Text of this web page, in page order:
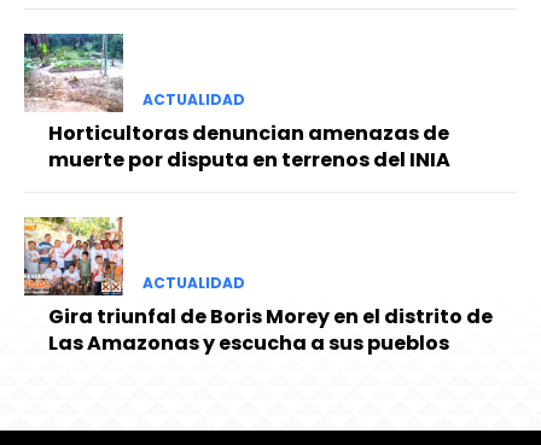
ACTUALIDAD
Horticultoras denuncian amenazas de
muerte por disputa en terrenos del INIA
ACTUALIDAD
Gira triunfal de Boris Morey en el distrito de
Las Amazonas y escucha a sus pueblos